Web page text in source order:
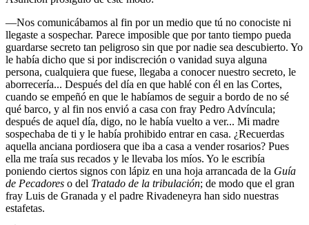
—Nos comunicábamos al fin por un medio que tú no conociste ni
llegaste a sospechar. Parece imposible que por tanto tiempo pueda
guardarse secreto tan peligroso sin que por nadie sea descubierto. Yo
le había dicho que si por indiscreción o vanidad suya alguna
persona, cualquiera que fuese, llegaba a conocer nuestro secreto, le
aborrecería... Después del día en que hablé con él en las Cortes,
cuando se empeñó en que le habíamos de seguir a bordo de no sé
qué barco, y al fin nos envió a casa con fray Pedro Advíncula;
después de aquel día, digo, no le había vuelto a ver... Mi madre
sospechaba de ti y le había prohibido entrar en casa. ¿Recuerdas
aquella anciana pordiosera que iba a casa a vender rosarios? Pues
ella me traía sus recados y le llevaba los míos. Yo le escribía
poniendo ciertos signos con lápiz en una hoja arrancada de la Guía
de Pecadores o del Tratado de la tribulación; de modo que el gran
fray Luis de Granada y el padre Rivadeneyra han sido nuestras
estafetas.